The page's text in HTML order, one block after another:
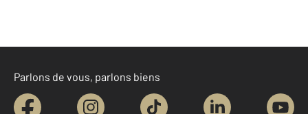
Parlons de vous, parlons biens